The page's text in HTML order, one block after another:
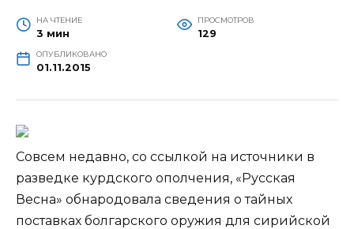
НА ЧТЕНИЕ
3 мин
ПРОСМОТРОВ
129
ОПУБЛИКОВАНО
01.11.2015
Совсем недавно, со ссылкой на источники в
разведке курдского ополчения, «Русская
Весна» обнародовала сведения о тайных
поставках болгарского оружия для сирийской